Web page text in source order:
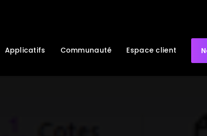
Applicatifs Communauté Espace client